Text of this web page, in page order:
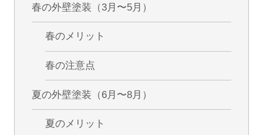
春の外壁塗装（3月〜5月）
春のメリット
春の注意点
夏の外壁塗装（6月〜8月）
夏のメリット